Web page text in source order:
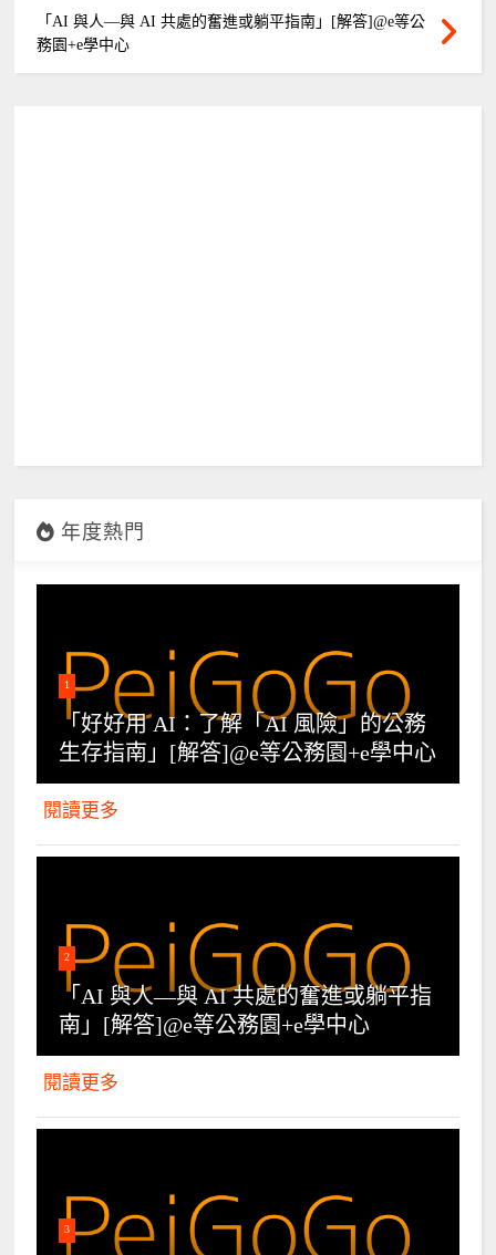
「AI 與人—與 AI 共處的奮進或躺平指南」[解答]@e等公
務園+e學中心
年度熱門
1
「好好用 AI：了解「AI 風險」的公務
生存指南」[解答]@e等公務園+e學中心
閱讀更多
2
「AI 與人—與 AI 共處的奮進或躺平指
南」[解答]@e等公務園+e學中心
閱讀更多
3